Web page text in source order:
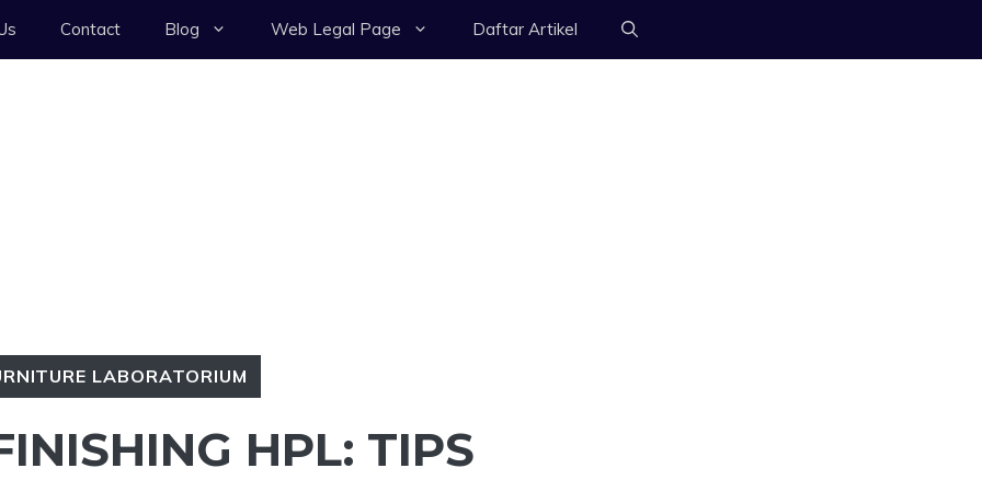
Contact Blog Web Legal Page Daftar Artikel
LABORATORIUM
HPL: TIPS